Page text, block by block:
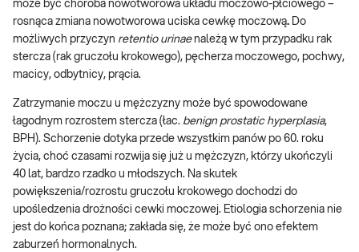
może być choroba nowotworowa układu moczowo-płciowego –
rosnąca zmiana nowotworowa uciska cewkę moczową. Do
możliwych przyczyn retentio urinaenależą w tym przypadku rak
stercza (rak gruczołu krokowego), pęcherza moczowego, pochwy,
macicy, odbytnicy, prącia.
Zatrzymanie moczu u mężczyzny może być spowodowane
łagodnym rozrostem stercza (łac. benign prostatic hyperplasia,
BPH). Schorzenie dotyka przede wszystkim panów po 60. roku
życia, choć czasami rozwija się już u mężczyzn, którzy ukończyli
40 lat, bardzo rzadko u młodszych. Na skutek
powiększenia/rozrostu gruczołu krokowego dochodzi do
upośledzenia drożności cewki moczowej. Etiologia schorzenia nie
jest do końca poznana; zakłada się, że może być ono efektem
zaburzeń hormonalnych.